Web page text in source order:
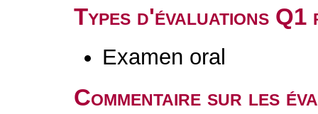
Types d'évaluations
Examen oral
Commentaire sur les